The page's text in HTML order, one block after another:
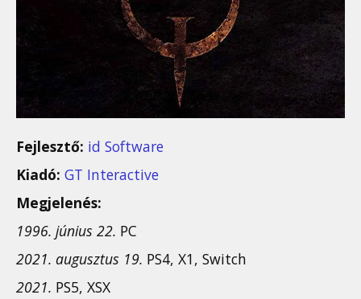
Fejlesztő: id Software
Kiadó: GT Interactive
Megjelenés:
1996. június 22. PC
2021. augusztus 19. PS4, X1, Switch
2021. PS5, XSX